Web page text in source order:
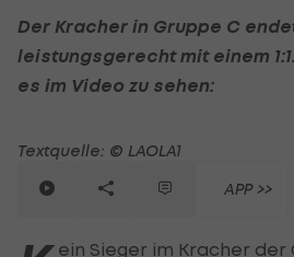
Der Kracher in Gruppe C
leistungsgerecht mit einem
es im Video zu sehen:
Textquelle: © LAOLA1
APP >>
ein Sieger im Kracher der